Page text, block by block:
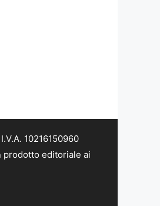
10216150960
prodotto editoriale ai